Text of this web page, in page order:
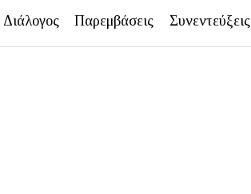
Διάλογος Παρεμβάσεις Συνεντεύξεις